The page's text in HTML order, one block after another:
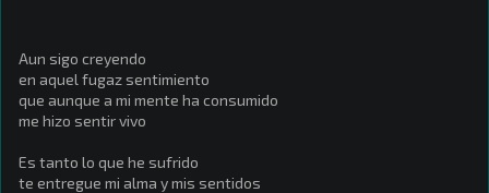
Aun sigo creyendo
en aquel fugaz sentimiento
que aunque a mi mente ha consumido
me hizo sentir vivo
Es tanto lo que he sufrido
te entregue mi alma y mis sentidos